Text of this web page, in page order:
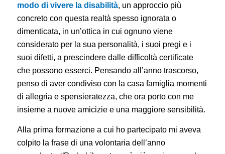
modo di vivere la disabilità, un approccio più
concreto con questa realtà spesso ignorata o
dimenticata, in un’ottica in cui ognuno viene
considerato per la sua personalità, i suoi pregi e i
suoi difetti, a prescindere dalle difficoltà certificate
che possono esserci. Pensando all’anno trascorso,
penso di aver condiviso con la casa famiglia momenti
di allegria e spensieratezza, che ora porto con me
insieme a nuove amicizie e una maggiore sensibilità.
Alla prima formazione a cui ho partecipato mi aveva
colpito la frase di una volontaria dell’anno